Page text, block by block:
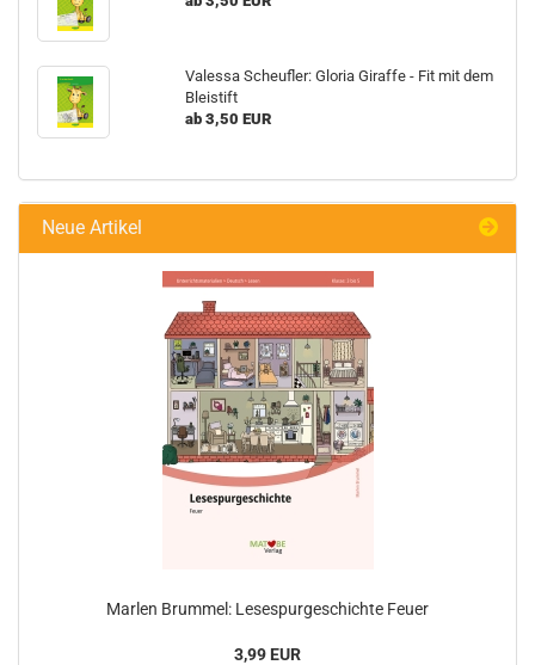
Valessa Scheufler: Gloria Giraffe - Fit mit dem
Bleistift
ab 3,50 EUR
Neue Artikel
Marlen Brummel: Lesespurgeschichte Feuer
3,99 EUR